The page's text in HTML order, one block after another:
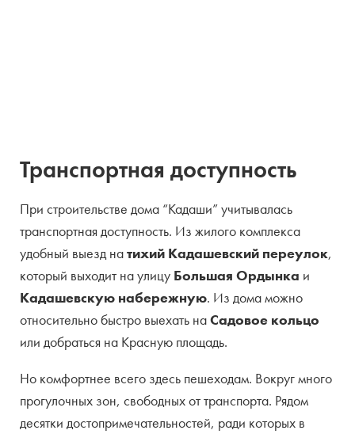
Транспортная доступность
При строительстве дома “Кадаши” учитывалась
транспортная доступность. Из жилого комплекса
удобный выезд натихий Кадашевский переулок,
который выходит на улицу Большая Ордынка и
Кадашевскую набережную. Из дома можно
относительно быстро выехать наСадовое кольцо
или добраться на Красную площадь.
Но комфортнее всего здесь пешеходам. Вокруг много
прогулочных зон, свободных от транспорта. Рядом
десятки достопримечательностей, ради которых в